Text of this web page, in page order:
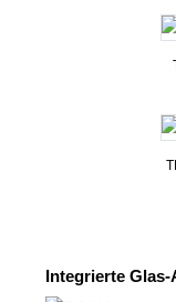
Integrierte